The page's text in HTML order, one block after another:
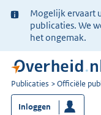
Ter
informatie:
Mogelijk ervaart
publicaties. We
het ongemak.
U
bent
nu
Publicaties Officiële
Inloggen